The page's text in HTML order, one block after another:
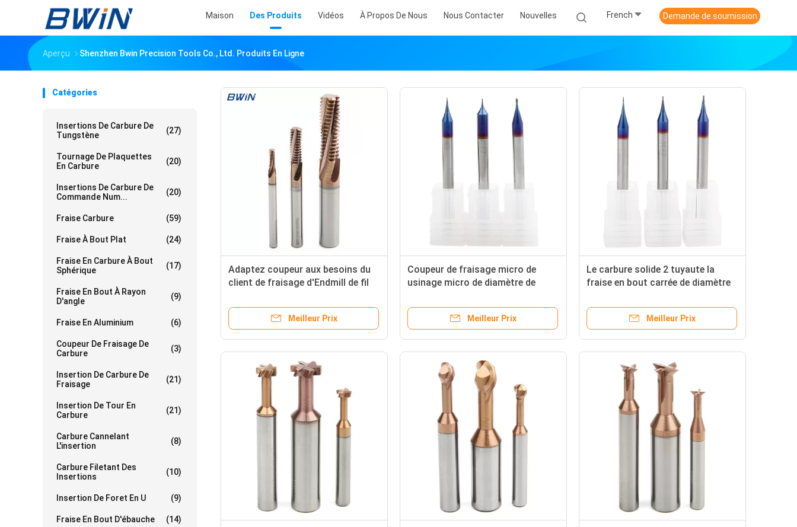
Maison Des Produits Vidéos À Propos De Nous Nous Contacter Nouvelles French Demande de soumission
Aperçu Shenzhen Bwin Precision Tools Co., Ltd. Produits En Ligne
Catégories
Insertions De Carbure De
Tungstène
(27)
Tournage De Plaquettes
En Carbure
(20)
Insertions De Carbure De
Commande Num...
(20)
Fraise Carbure (59)
Fraise À Bout Plat (24)
Fraise En Carbure À Bout
Sphérique
(17)
Fraise En Bout À Rayon
D'angle
(9)
Fraise En Aluminium (6)
Coupeur De Fraisage De
Carbure
(3)
Insertion De Carbure De
Fraisage
(21)
Insertion De Tour En
Carbure
(21)
Carbure Cannelant
L'insertion
(8)
Carbure Filetant Des
Insertions
(10)
Insertion De Foret En U (9)
Fraise En Bout D'ébauche (14)
Adaptez coupeur aux besoins du
client de fraisage d'Endmill de fil
fraise en bout de fil le plein
Meilleur Prix
Coupeur de fraisage micro de
usinage micro de diamètre de
boule de la cannelure HRC65 2
Meilleur Prix
Le carbure solide 2 tuyaute la
fraise en bout carrée de diamètre
2flute Endmill
Meilleur Prix